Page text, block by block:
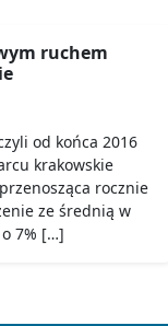
ruchem
od końca 2016
krakowskie
rocznie
ze średnią w
7% […]